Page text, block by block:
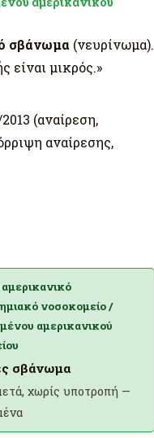
σβάνωμα (νευρίνωμα).
είναι μικρός.»
(αναίρεση,
αναίρεσης,
νοσοκομείο /
αμερικανικού
σβάνωμα
χωρίς υποτροπή —